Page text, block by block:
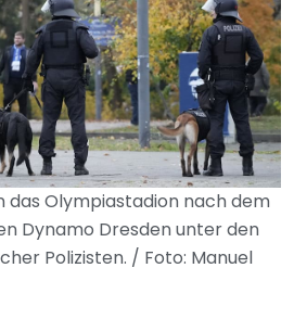
das Olympiastadion nach dem
Dynamo Dresden unter den
Polizisten. / Foto: Manuel